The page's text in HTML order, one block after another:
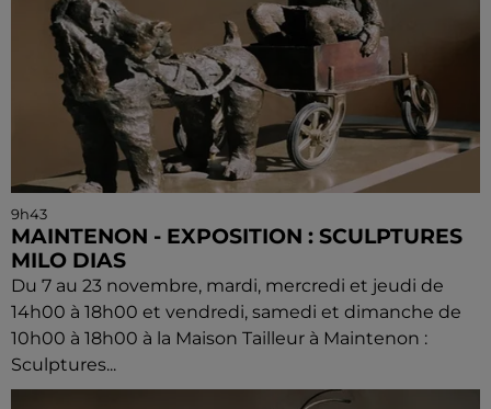
9h43
MAINTENON - EXPOSITION : SCULPTURES
MILO DIAS
Du 7 au 23 novembre, mardi, mercredi et jeudi de
14h00 à 18h00 et vendredi, samedi et dimanche de
10h00 à 18h00 à la Maison Tailleur à Maintenon :
Sculptures...